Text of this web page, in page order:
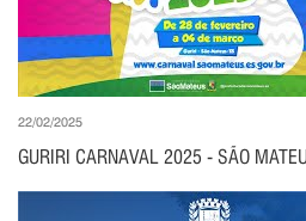
22/02/2025
GURIRI CARNAVAL 2025 - SÃO